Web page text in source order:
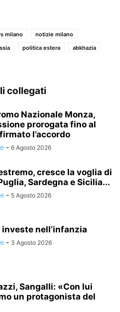
milano
notizie milano
politica estera
abkhazia
collegati
Nazionale Monza,
prorogata fino al
l’accordo
- 6 Agosto 2026
cresce la voglia di
Sardegna e Sicilia...
- 5 Agosto 2026
investe nell’infanzia
- 3 Agosto 2026
Sangalli: «Con lui
un protagonista del